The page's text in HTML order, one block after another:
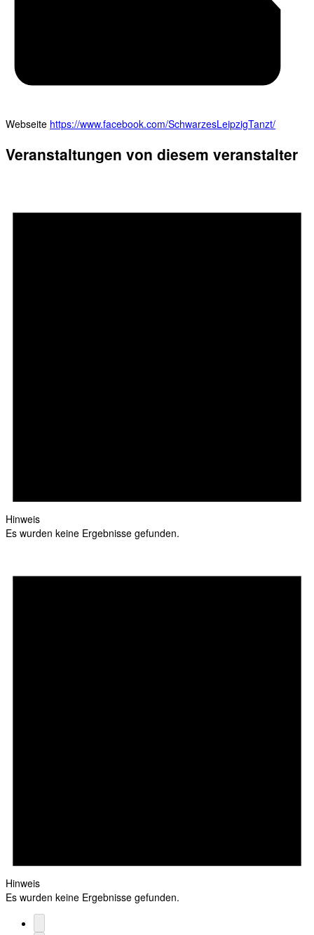
Webseite https://www.facebook.com/SchwarzesLeipzigTanzt/
Veranstaltungen von diesem veranstalter
Hinweis
Es wurden keine Ergebnisse gefunden.
Hinweis
Es wurden keine Ergebnisse gefunden.